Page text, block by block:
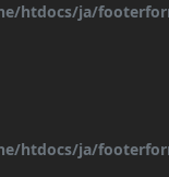
htdocs/ja/
htdocs/ja/